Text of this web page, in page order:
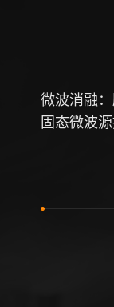
微波消融
固态微波